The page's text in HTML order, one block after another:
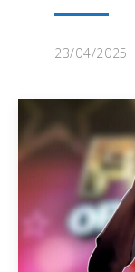
23/04/2025